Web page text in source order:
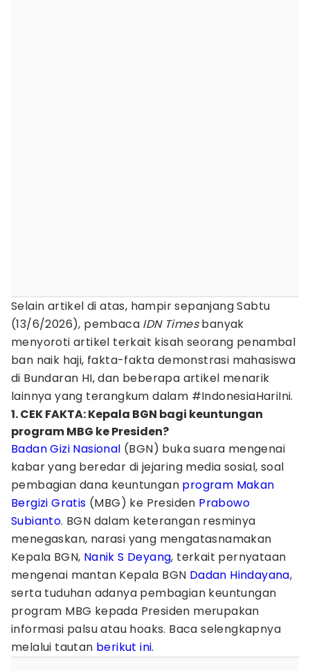
Selain artikel di atas, hampir sepanjang Sabtu
(13/6/2026), pembaca IDN Timesbanyak
menyoroti artikel terkait kisah seorang penambal
ban naik haji, fakta-fakta demonstrasi mahasiswa
di Bundaran HI, dan beberapa artikel menarik
lainnya yang terangkum dalam #IndonesiaHariIni.
1. CEK FAKTA: Kepala BGN bagi keuntungan
program MBG ke Presiden?
Badan Gizi Nasional (BGN) buka suara mengenai
kabar yang beredar di jejaring media sosial, soal
pembagian dana keuntungan program Makan
Bergizi Gratis (MBG) ke Presiden Prabowo
Subianto. BGN dalam keterangan resminya
menegaskan, narasi yang mengatasnamakan
Kepala BGN, Nanik S Deyang, terkait pernyataan
mengenai mantan Kepala BGN Dadan Hindayana,
serta tuduhan adanya pembagian keuntungan
program MBG kepada Presiden merupakan
informasi palsu atau hoaks. Baca selengkapnya
melalui tautan berikut ini.